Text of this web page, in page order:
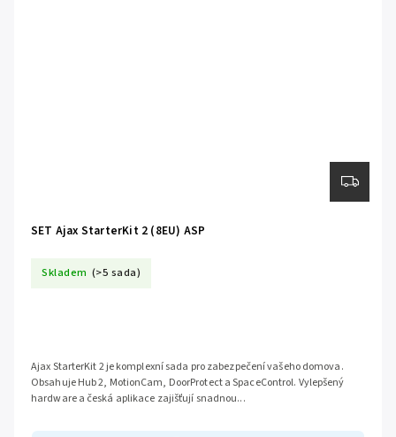
SET Ajax StarterKit 2 (8EU) ASP
Skladem (>5 sada)
Ajax StarterKit 2 je komplexní sada pro zabezpečení vašeho domova.
Obsahuje Hub 2, MotionCam, DoorProtect a SpaceControl. Vylepšený
hardware a česká aplikace zajišťují snadnou...